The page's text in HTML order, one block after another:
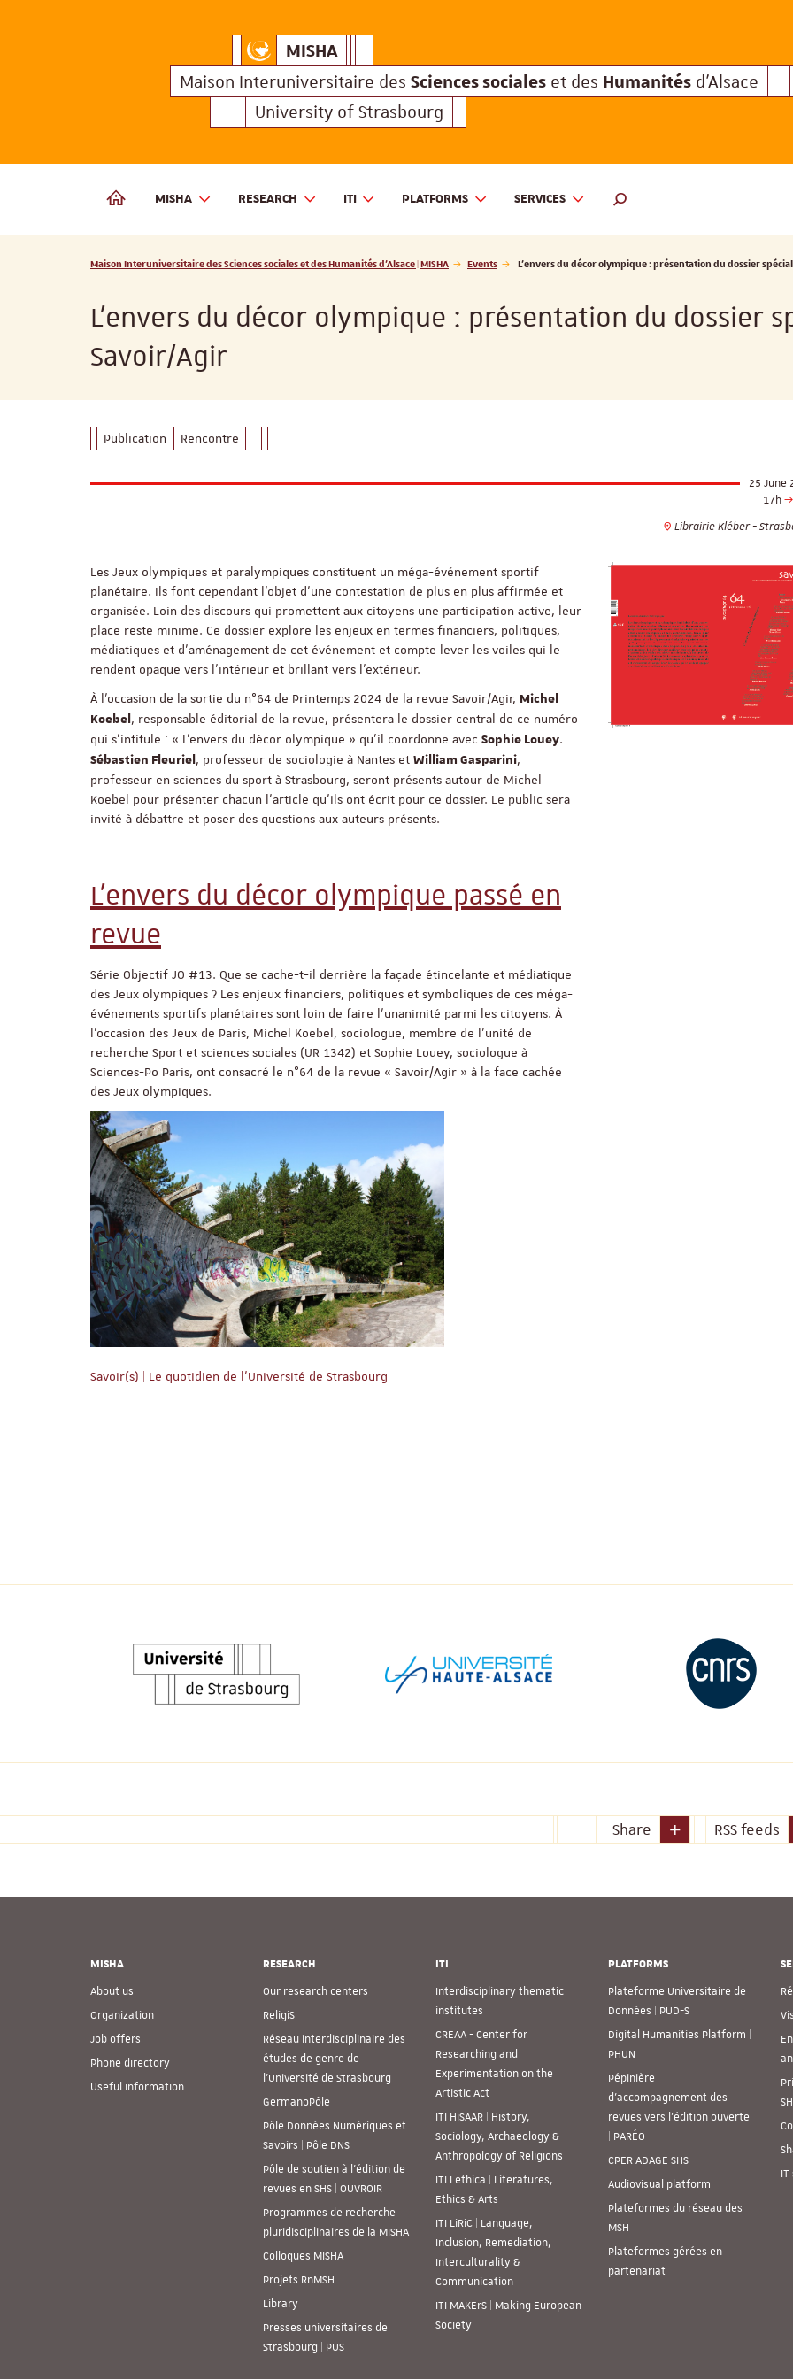
MISHAMaison Interuniversitaire des
Maison Interuniversitaire des Sciences sociales et des Humanités d'Alsace
University of Strasbourg
MAISON INTERUNIVERSITAIRE DES SCIENCES SOCIALES ET DES HUMANITÉS D'ALSACE | MISHA
MISHA RESEARCH ITI PLATFORMS SERVICES
SEARCH ENGINE
Maison Interuniversitaire des
Vous êtes ici :
Maison Interuniversitaire des Sciences sociales et des Humanités d'Alsace | MISHA Events L’envers du décor olympique : présentation du dossier
L’envers du décor olympique : présentation du dossier
Savoir/Agir
Publication Rencontre
25 June
17h
Librairie Kléber -
Les Jeux olympiques et paralympiques constituent un méga-événement sportif
planétaire. Ils font cependant l’objet d’une contestation de plus en plus affirmée et
organisée. Loin des discours qui promettent aux citoyens une participation active, leur
place reste minime. Ce dossier explore les enjeux en termes financiers, politiques,
médiatiques et d’aménagement de cet événement et compte lever les voiles qui le
rendent opaque vers l’intérieur et brillant vers l’extérieur.
À l’occasion de la sortie du n°64 de Printemps 2024 de la revue Savoir/Agir, Michel
Koebel, responsable éditorial de la revue, présentera le dossier central de ce numéro
qui s’intitule : « L’envers du décor olympique » qu’il coordonne avec Sophie Louey.
Sébastien Fleuriel, professeur de sociologie à Nantes et William Gasparini,
professeur en sciences du sport à Strasbourg, seront présents autour de Michel
Koebel pour présenter chacun l’article qu’ils ont écrit pour ce dossier. Le public sera
invité à débattre et poser des questions aux auteurs présents.
L’envers du décor olympique passé en
revue
Série Objectif JO #13. Que se cache-t-il derrière la façade étincelante et médiatique
des Jeux olympiques ? Les enjeux financiers, politiques et symboliques de ces méga-
événements sportifs planétaires sont loin de faire l'unanimité parmi les citoyens. À
l'occasion des Jeux de Paris, Michel Koebel, sociologue, membre de l’unité de
recherche Sport et sciences sociales (UR 1342) et Sophie Louey, sociologue à
Sciences-Po Paris, ont consacré le n°64 de la revue « Savoir/Agir » à la face cachée
des Jeux olympiques.
Savoir(s) | Le quotidien de l'Université de Strasbourg
Share RSS feeds
MISHA
About us
Organization
Job offers
Phone directory
Useful information
RESEARCH
Our research centers
ReligiS
Réseau interdisciplinaire des
études de genre de
l’Université de Strasbourg
GermanoPôle
Pôle Données Numériques et
Savoirs | Pôle DNS
Pôle de soutien à l’édition de
revues en SHS | OUVROIR
Programmes de recherche
pluridisciplinaires de la MISHA
Colloques MISHA
Projets RnMSH
Library
Presses universitaires de
Strasbourg | PUS
ITI
Interdisciplinary thematic
institutes
CREAA - Center for
Researching and
Experimentation on the
Artistic Act
ITI HiSAAR | History,
Sociology, Archaeology &
Anthropology of Religions
ITI Lethica | Literatures,
Ethics & Arts
ITI LiRiC | Language,
Inclusion, Remediation,
Interculturality &
Communication
ITI MAKErS | Making European
Society
PLATFORMS
Plateforme Universitaire de
Données | PUD-S
Digital Humanities Platform |
PHUN
Pépinière
d’accompagnement des
revues vers l’édition ouverte
| PARÉO
CPER ADAGE SHS
Audiovisual platform
Plateformes du réseau des
MSH
Plateformes gérées en
partenariat